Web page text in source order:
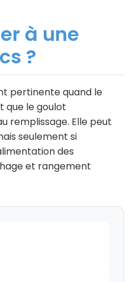
à une
?
pertinente quand le
que le goulot
remplissage. Elle peut
seulement si
des
et rangement